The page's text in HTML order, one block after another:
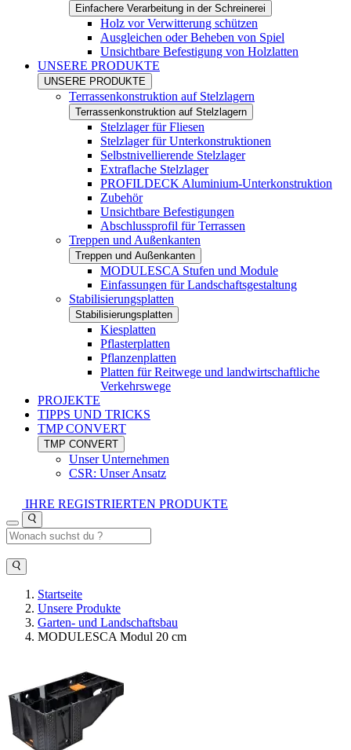
Einfachere Verarbeitung in der Schreinerei
Holz vor Verwitterung schützen
Ausgleichen oder Beheben von Spiel
Unsichtbare Befestigung von Holzlatten
UNSERE PRODUKTE
UNSERE PRODUKTE
Terrassenkonstruktion auf Stelzlagern
Terrassenkonstruktion auf Stelzlagern
Stelzlager für Fliesen
Stelzlager für Unterkonstruktionen
Selbstnivellierende Stelzlager
Extraflache Stelzlager
PROFILDECK Aluminium-Unterkonstruktion
Zubehör
Unsichtbare Befestigungen
Abschlussprofil für Terrassen
Treppen und Außenkanten
Treppen und Außenkanten
MODULESCA Stufen und Module
Einfassungen für Landschaftsgestaltung
Stabilisierungsplatten
Stabilisierungsplatten
Kiesplatten
Pflasterplatten
Pflanzenplatten
Platten für Reitwege und landwirtschaftliche
Verkehrswege
PROJEKTE
TIPPS UND TRICKS
TMP CONVERT
TMP CONVERT
Unser Unternehmen
CSR: Unser Ansatz
IHRE REGISTRIERTEN PRODUKTE
Startseite
Unsere Produkte
Garten- und Landschaftsbau
MODULESCA Modul 20 cm